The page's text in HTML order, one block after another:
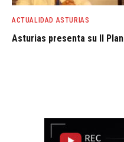
ACTUALIDAD ASTURIAS
Asturias presenta su II